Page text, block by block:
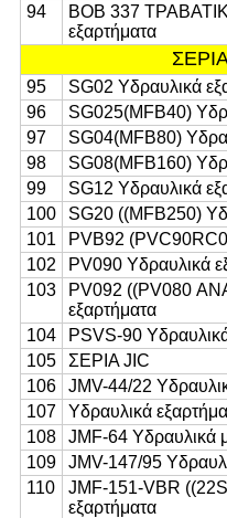
94
BOB 337
εξαρτήματα
95
SG02 Υδραυλικά
96
SG025(MFB40)
97
SG04(MFB80)
98
SG08(MFB160)
99
SG12 Υδραυλικά
100
SG20 ((MFB250)
101
PVB92
102
PV090 Υδραυλικά
103
PV092 ((PV080
εξαρτήματα
104
PSVS-90
105
ΣΕΡΙΑ JIC
106
JMV-44/22
107
Υδραυλικά
108
JMF-64 Υδραυλικά
109
JMV-147/95
110
JMF-151-VBR
εξαρτήματα